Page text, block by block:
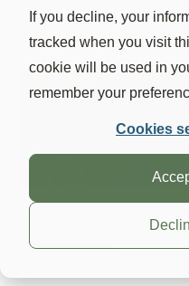
If you decline, your
tracked when you visit
cookie will be used in
remember your
Cookies
Suterra 26
Contenidos